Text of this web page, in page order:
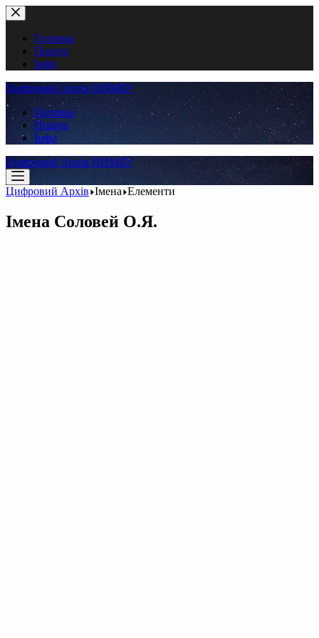
Перейти
до
вмістуГоловна
Пошук
Інфо
Цифровий Архів ННМБУ
Головна
Пошук
Інфо
Цифровий Архів ННМБУ
Цифровий Архів Імена Елементи
Імена Соловей О.Я.